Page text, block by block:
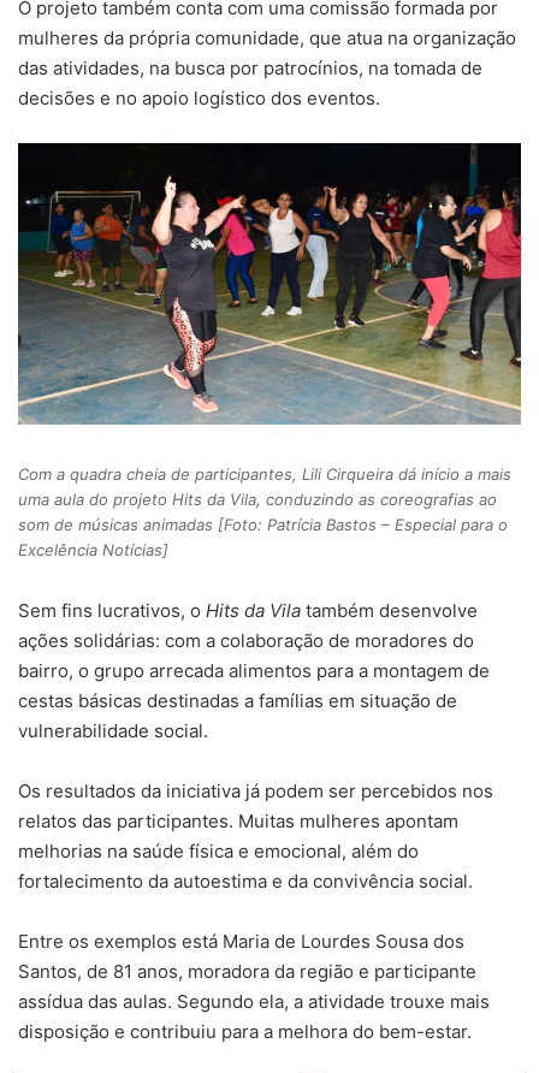
O projeto também conta com uma comissão formada por
mulheres da própria comunidade, que atua na organização
das atividades, na busca por patrocínios, na tomada de
decisões e no apoio logístico dos eventos.
Com a quadra cheia de participantes, Lili Cirqueira dá início a mais
uma aula do projeto Hits da Vila, conduzindo as coreografias ao
som de músicas animadas [Foto: Patrícia Bastos – Especial para o
Excelência Notícias]
Sem fins lucrativos, o Hits da Vila também desenvolve
ações solidárias: com a colaboração de moradores do
bairro, o grupo arrecada alimentos para a montagem de
cestas básicas destinadas a famílias em situação de
vulnerabilidade social.
Os resultados da iniciativa já podem ser percebidos nos
relatos das participantes. Muitas mulheres apontam
melhorias na saúde física e emocional, além do
fortalecimento da autoestima e da convivência social.
Entre os exemplos está Maria de Lourdes Sousa dos
Santos, de 81 anos, moradora da região e participante
assídua das aulas. Segundo ela, a atividade trouxe mais
disposição e contribuiu para a melhora do bem-estar.